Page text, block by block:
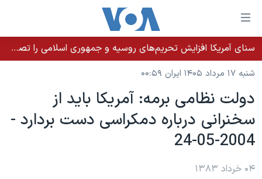
لینکهای
قابل
دسترسی
جهش
محتوای
اصلی
جهش
صفحه
خانه
نسخه سبک وب‌سایت
موضوع ها
ایران
آمریکا
جهان
برنامه های تلویزیونی
جدول برنامه ها
صفحه‌های ویژه
سنای آمریکا افزایش تحریم‌های روسیه و جمهوری اسلامی را تصویب کرد؛ زلنسکی از این اقدام تشکر کرد
شنبه ۱۷ مرداد ۱۴۰۵ ایران ۰۰:۵۹
دولت نظامی برمه: آمريکا بايد از
سخنرانی درباره دمکراسی دست بردارد -
2004-05-24
۰۴ خرداد ۱۳۸۳